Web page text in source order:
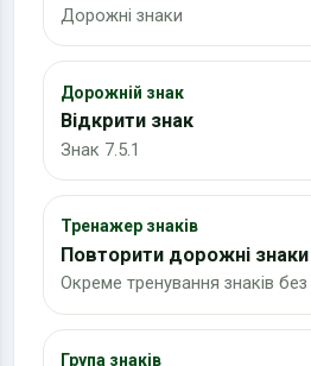
Дорожні знаки
Дорожній знак
Відкрити знак
Знак 7.5.1
Тренажер знаків
Повторити дорожні знаки
Окреме тренування знаків
Група знаків